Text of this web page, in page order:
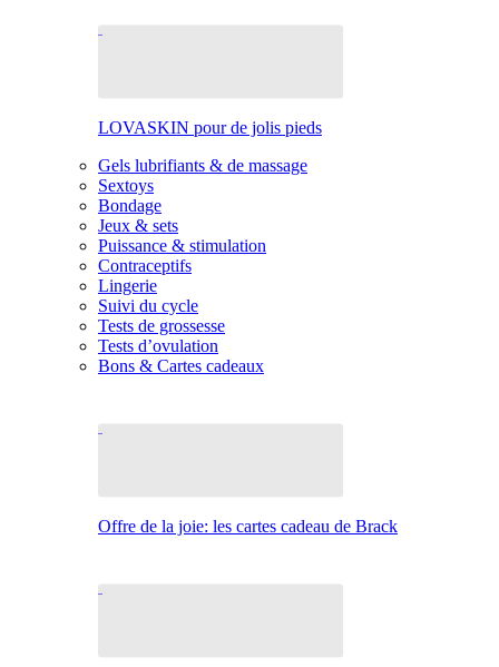
LOVASKIN pour de jolis pieds
Gels lubrifiants & de massage
Sextoys
Bondage
Jeux & sets
Puissance & stimulation
Contraceptifs
Lingerie
Suivi du cycle
Tests de grossesse
Tests d’ovulation
Bons & Cartes cadeaux
Offre de la joie: les cartes cadeau de Brack